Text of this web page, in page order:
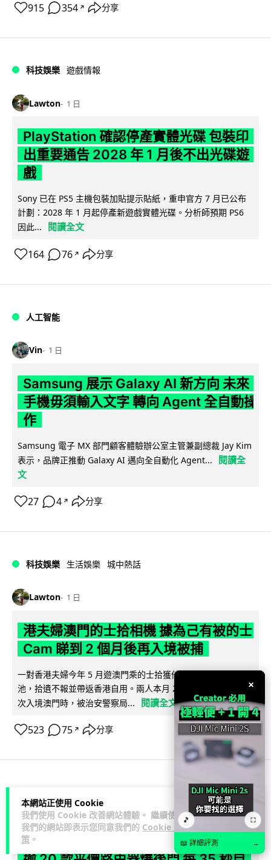
本網站正使用 Cookie
我們使用 Cookie 改善網站體驗。 繼續使用
我們的網站即表示您同意我們的 Cookie 政
策 。
915 354 ↗ 分享
科技娛樂 遊戲情報
Lawton 1 日
PlayStation 確認停產實體光碟 包裝印
出重要通告 2028 年 1 月後不出光碟遊
戲
Sony 已在 PS5 主機包裝加貼提示貼紙，重申官方 7 月已公布
計劃：2028 年 1 月起停產新遊戲實體光碟。分析師預期 PS6
因此...
閱讀全文
164 76 ↗ 分享
人工智能
Vin 1 日
Samsung 展示 Galaxy AI 新方向 未來
手機毋須輸入文字 轉向 Agent 全自動操
作
Samsung 電子 MX 部門顧客體驗辦公室主管兼副總裁 Jay Kim
表示，品牌正推動 Galaxy AI 邁向全自動化 Agent...
閱讀全
文
27 4 ↗ 分享
科技娛樂 生活娛樂 城中熱話
Lawton 1 日
港夫婦澳門的士拾相機 據為己有被的士
Cam 睇到 2 個月後再入境被捕
一對香港夫婦今年 5 月遊澳門乘的士拾獲他人遺留相機及電
池，拾遺不報並帶返香港自用。兩人本月 2 日經港珠澳大橋再
次入境澳門時，被治安警察局...
閱讀全文
523 75 ↗ 分享
Vin 1 日
×
🎵 ⛶
📖 詳細評測 →